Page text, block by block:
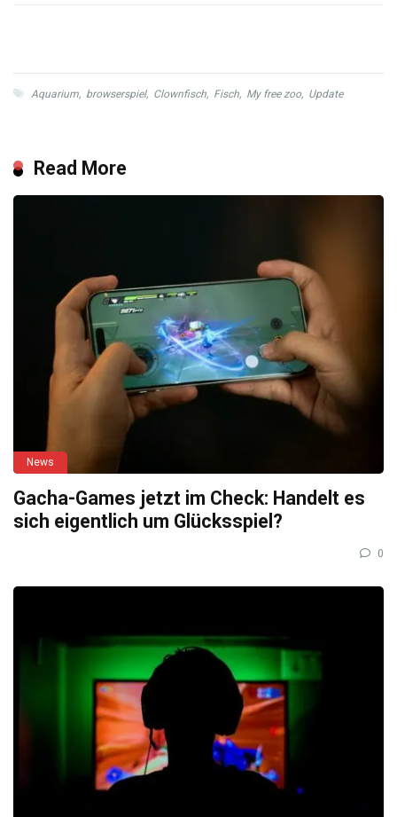
Aquarium, browserspiel, Clownfisch, Fisch, My free zoo, Update
Read More
News
Gacha-Games jetzt im Check: Handelt es
sich eigentlich um Glücksspiel?
0